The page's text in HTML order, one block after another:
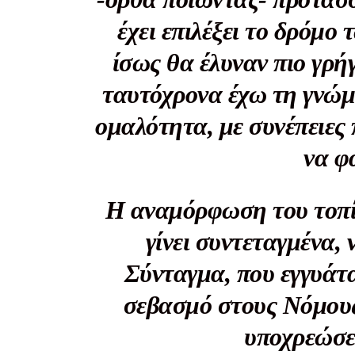
Το ξέρουμε…
Το να βλέπετε αυτά τα
βρίσκουμε κάποια
πολύ πιο σημαντικό:
Η στήριξη σας είναι
- Κάνουμε
- Κρατάμε τη
ικανότητα να
Η απλή αλήθεια είναι
ενημέρωση είναι
να συνεχίσουμε.
έχει επιλέξει το
ίσως θα έλυναν πιο
ταυτόχρονα έχω τη
ομαλότητα, με
να
Η αναμόρφωση του
γίνει
Σύνταγμα, που
σεβασμό στους Νόμους